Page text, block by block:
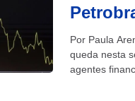
Por Paula
queda nesta
agentes